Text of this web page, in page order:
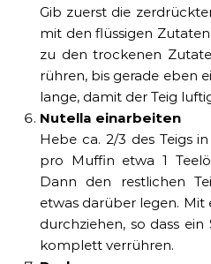
Gib zuerst die
mit den flüssigen
zu den trockenen
rühren, bis gerade eben
lange, damit der Teig
Nutella einarbeiten
Hebe ca. 2/3 des Teigs
pro Muffin etwa 1
Dann den restlichen
etwas darüber legen.
durchziehen, so dass
komplett verrühren.